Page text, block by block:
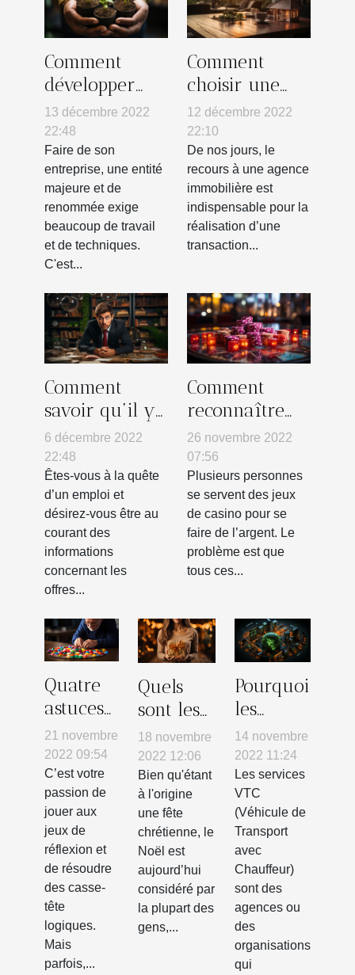
Comment
développer
une stratégie
RSE ?
13 décembre 2022
22:48
Faire de son
entreprise, une entité
majeure et de
renommée exige
beaucoup de travail
et de techniques.
C'est...
Comment
choisir une
agence
immobilière ?
12 décembre 2022
22:10
De nos jours, le
recours à une agence
immobilière est
indispensable pour la
réalisation d’une
transaction...
Comment
savoir qu’il y
a une offre
d’emploi
disponible ?
6 décembre 2022
22:48
Êtes-vous à la quête
d’un emploi et
désirez-vous être au
courant des
informations
concernant les
offres...
Comment
reconnaître
les casinos
non fiables ?
26 novembre 2022
07:56
Plusieurs personnes
se servent des jeux
de casino pour se
faire de l’argent. Le
problème est que
tous ces...
Quatre
astuces
efficaces
pour
résoudre
les
casse-
tête
logiques
21 novembre
2022 09:54
C’est votre
passion de
jouer aux
jeux de
réflexion et
de résoudre
des casse-
tête
logiques.
Mais
parfois,...
Quels
sont les
meilleurs
cadeaux
pour le
Noël ?
18 novembre
2022 12:06
Bien qu'étant
à l'origine
une fête
chrétienne, le
Noël est
aujourd’hui
considéré par
la plupart des
gens,...
Pourquoi
les
services
de VTC ?
14 novembre
2022 11:24
Les services
VTC
(Véhicule de
Transport
avec
Chauffeur)
sont des
agences ou
des
organisations
qui